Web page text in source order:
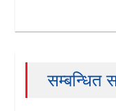
सम्बन्धित